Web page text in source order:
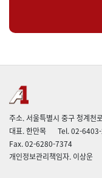
주소. 서울특별시 중구 청계천
대표. 한만목
Tel. 02-
Fax. 02-6280-7374
개인정보관리책임자. 이상운